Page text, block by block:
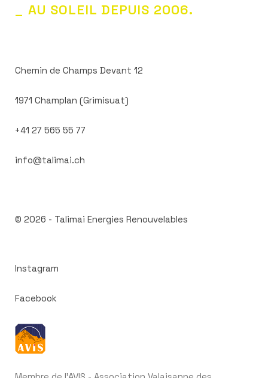
_ AU SOLEIL DEPUIS 2006.
Chemin de Champs Devant 12
1971 Champlan (Grimisuat)
+41 27 565 55 77
info@talimai.ch
© 2026 - Talimai Energies Renouvelables
Instagram
Facebook